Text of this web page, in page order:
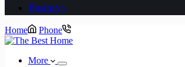
ติดต่อเรา
Home Phone
More